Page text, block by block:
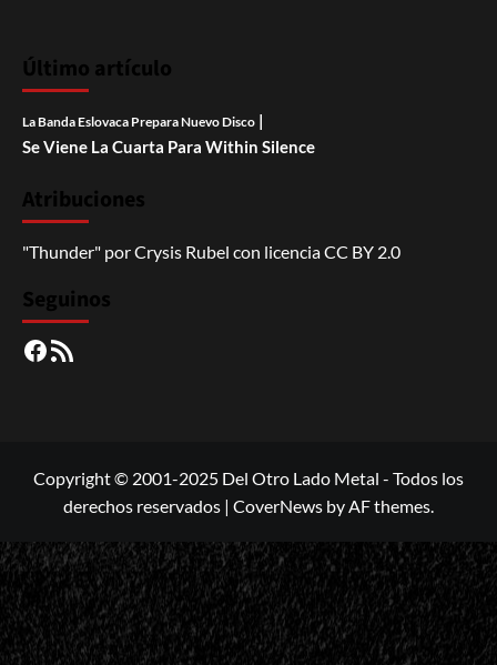
Último artículo
La Banda Eslovaca Prepara Nuevo Disco |
Se Viene La Cuarta Para Within Silence
Atribuciones
"Thunder" porCrysis Rubel con licenciaCC BY 2.0
Seguinos
Facebook
RSS
Copyright © 2001-2025 Del Otro Lado Metal - Todos los
derechos reservados | CoverNews by AF themes.